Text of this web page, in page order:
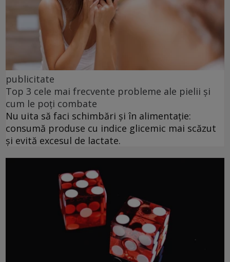
publicitate
Top 3 cele mai frecvente probleme ale pielii și
cum le poți combate
Nu uita să faci schimbări și în alimentație:
consumă produse cu indice glicemic mai scăzut
și evită excesul de lactate.